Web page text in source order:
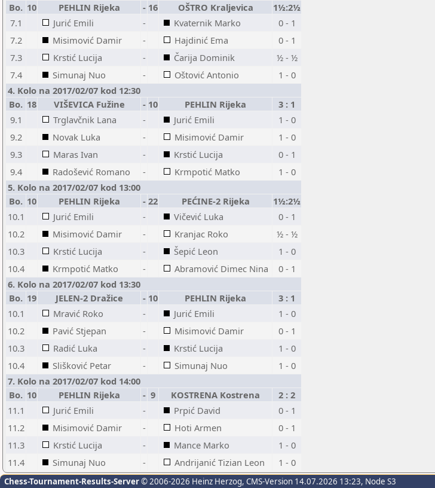
Bo. 10 PEHLIN Rijeka - 16 OŠTRO Kraljevica
1½:2½
7.1
Jurić Emili - Kvaternik Marko
0 - 1
7.2
Misimović Damir - Hajdinić Ema
0 - 1
7.3
Krstić Lucija - Čarija Dominik
½ - ½
7.4
Simunaj Nuo - Oštović Antonio
1 - 0
4. Kolo na 2017/02/07 kod 12:30
Bo. 18 VIŠEVICA Fužine - 10 PEHLIN Rijeka
3 : 1
9.1
Trglavčnik Lana - Jurić Emili
1 - 0
9.2
Novak Luka - Misimović Damir
1 - 0
9.3
Maras Ivan - Krstić Lucija
0 - 1
9.4
Radošević Romano - Krmpotić Matko
1 - 0
5. Kolo na 2017/02/07 kod 13:00
Bo. 10 PEHLIN Rijeka - 22 PEĆINE-2 Rijeka
1½:2½
10.1
Jurić Emili - Vičević Luka
0 - 1
10.2
Misimović Damir - Kranjac Roko
½ - ½
10.3
Krstić Lucija - Šepić Leon
1 - 0
10.4
Krmpotić Matko - Abramović Dimec Nina
0 - 1
6. Kolo na 2017/02/07 kod 13:30
Bo. 19 JELEN-2 Dražice - 10 PEHLIN Rijeka
3 : 1
10.1
Mravić Roko - Jurić Emili
1 - 0
10.2
Pavić Stjepan - Misimović Damir
0 - 1
10.3
Radić Luka - Krstić Lucija
1 - 0
10.4
Slišković Petar - Simunaj Nuo
1 - 0
7. Kolo na 2017/02/07 kod 14:00
Bo. 10 PEHLIN Rijeka - 9 KOSTRENA Kostrena
2 : 2
11.1
Jurić Emili - Prpić David
0 - 1
11.2
Misimović Damir - Hoti Armen
0 - 1
11.3
Krstić Lucija - Mance Marko
1 - 0
11.4
Simunaj Nuo - Andrijanić Tizian Leon 1 - 0
Chess-Tournament-Results-Server© 2006-2026 Heinz Herzog, CMS-Version 14.07.2026 13:23, Node S3